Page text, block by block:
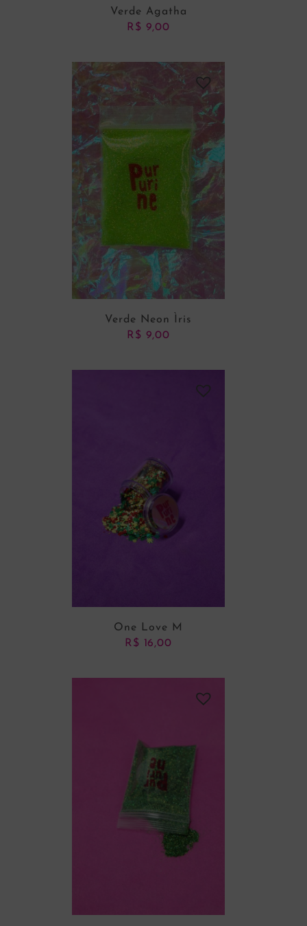
ADICIONAR AO CARRINHO
Verde Agatha
R$ 9,00
Verde Neon Ìris
R$ 9,00
One Love M
R$ 16,00